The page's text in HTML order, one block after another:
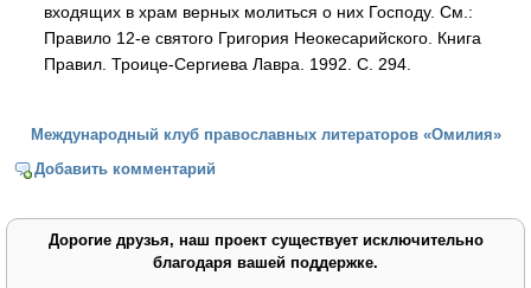
входящих в храм верных молиться о них Господу. См.:
Правило 12-е святого Григория Неокесарийского. Книга
Правил. Троице-Сергиева Лавра. 1992. С. 294.
Международный клуб православных литераторов «Омилия»
Добавить комментарий
Дорогие друзья, наш проект существует исключительно
благодаря вашей поддержке.